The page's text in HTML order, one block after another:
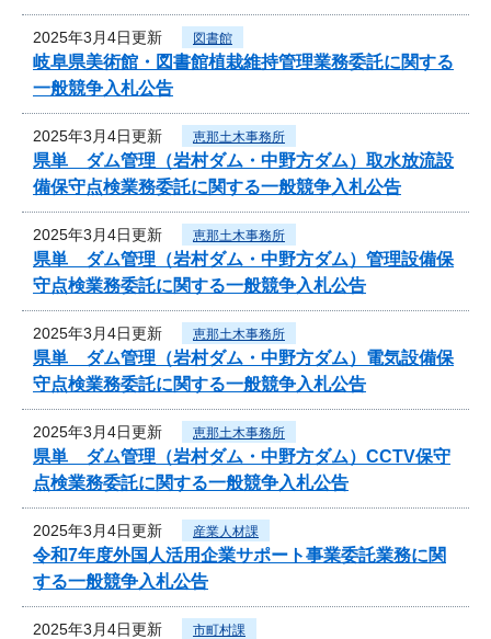
2025年3月4日更新 図書館
岐阜県美術館・図書館植栽維持管理業務委託に関する
一般競争入札公告
2025年3月4日更新 恵那土木事務所
県単 ダム管理（岩村ダム・中野方ダム）取水放流設
備保守点検業務委託に関する一般競争入札公告
2025年3月4日更新 恵那土木事務所
県単 ダム管理（岩村ダム・中野方ダム）管理設備保
守点検業務委託に関する一般競争入札公告
2025年3月4日更新 恵那土木事務所
県単 ダム管理（岩村ダム・中野方ダム）電気設備保
守点検業務委託に関する一般競争入札公告
2025年3月4日更新 恵那土木事務所
県単 ダム管理（岩村ダム・中野方ダム）CCTV保守
点検業務委託に関する一般競争入札公告
2025年3月4日更新 産業人材課
令和7年度外国人活用企業サポート事業委託業務に関
する一般競争入札公告
2025年3月4日更新 市町村課